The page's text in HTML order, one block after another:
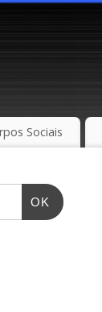
Sociais
OK